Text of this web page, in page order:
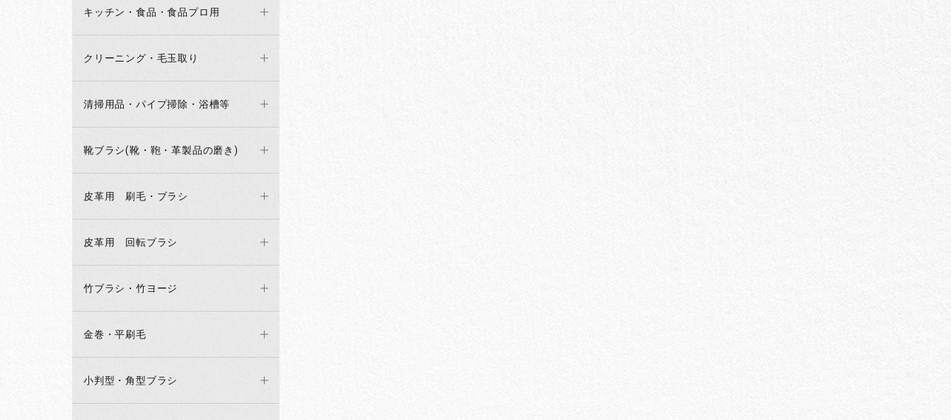
キッチン・食品・食品プロ用
クリーニング・毛玉取り
清掃用品・パイプ掃除・浴槽等
靴ブラシ(靴・鞄・革製品の磨き)
皮革用 刷毛・ブラシ
皮革用 回転ブラシ
竹ブラシ・竹ヨージ
金巻・平刷毛
小判型・角型ブラシ